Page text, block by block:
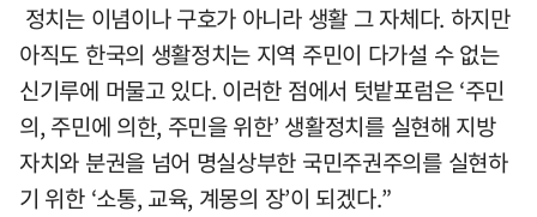
정치는 이념이나 구호가 아니라 생활 그 자체다. 하지만
아직도 한국의 생활정치는 지역 주민이 다가설 수 없는
신기루에 머물고 있다. 이러한 점에서 텃밭포럼은 ‘주민
의, 주민에 의한, 주민을 위한’ 생활정치를 실현해 지방
자치와 분권을 넘어 명실상부한 국민주권주의를 실현하
기 위한 ‘소통, 교육, 계몽의 장’이 되겠다.”